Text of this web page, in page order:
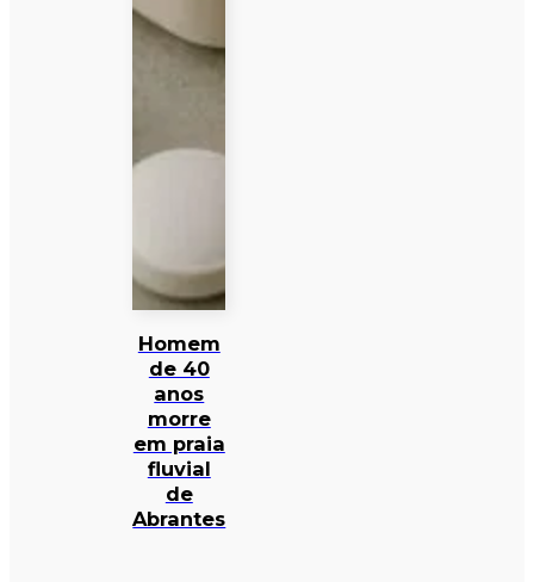
Homem
de 40
anos
morre
em praia
fluvial
de
Abrantes